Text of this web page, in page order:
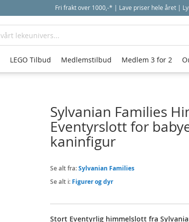
Fri frakt over 1000,-* | Lave priser hele året |
Sylvanian Families
Eventyrslott for
kaninfigur
Se alt fra:Sylvanian Families
Se alt i: Figurer og dyr
Stort Eventyrlig himmelslott fra
LEGO Tilbud Medlemstilbud Medlem 3 for 2